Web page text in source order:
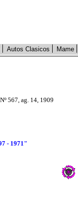
Autos Clasicos Mame
567, ag. 14, 1909
- 1971"